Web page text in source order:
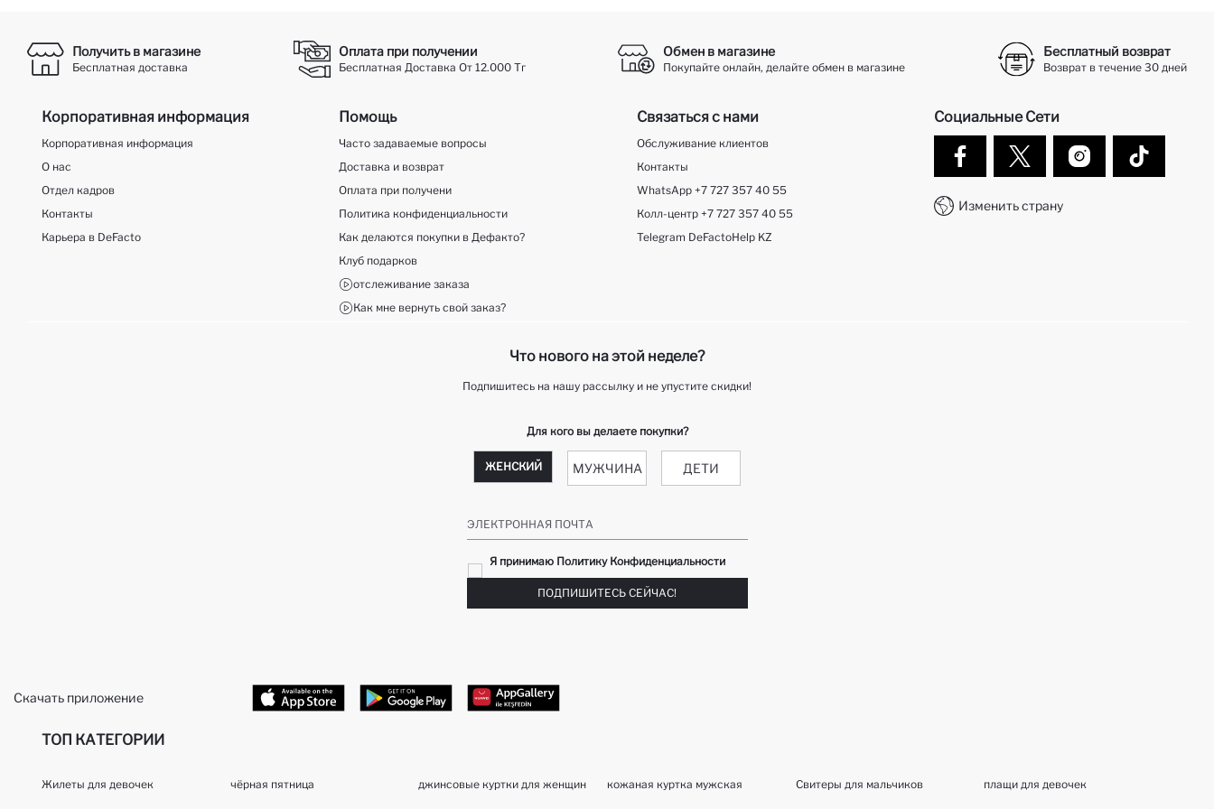
Получить в магазине
Бесплатная доставка
Оплата при получении
Бесплатная Доставка От 12.000 Тг
Обмен в магазине
Покупайте онлайн, делайте обмен в магазине
Бесплатный возврат
Возврат в течение 30 дней
Корпоративная информация
Корпоративная информация
О нас
Отдел кадров
Контакты
Карьера в DeFacto
Помощь
Часто задаваемые вопросы
Доставка и возврат
Оплата при получени
Политика конфиденциальности
Как делаются покупки в Дефакто?
Клуб подарков
отслеживание заказа
Как мне вернуть свой заказ?
Связаться с нами
Обслуживание клиентов
Контакты
WhatsApp +7 727 357 40 55
Колл-центр +7 727 357 40 55
Telegram DeFactoHelp KZ
Социальные Сети
Изменить страну
Что нового на этой неделе?
Подпишитесь на нашу рассылку и не упустите скидки!
Для кого вы делаете покупки?
ЖЕНСКИЙ МУЖЧИНА ДЕТИ
ЭЛЕКТРОННАЯ ПОЧТА
Я принимаю Политику Конфиденциальности
ПОДПИШИТЕСЬ СЕЙЧАС!
Скачать приложение
ТОП КАТЕГОРИИ
Жилеты для девочек чёрная пятница джинсовые куртки для женщин кожаная куртка мужская Свитеры для мальчиков плащи для девочек